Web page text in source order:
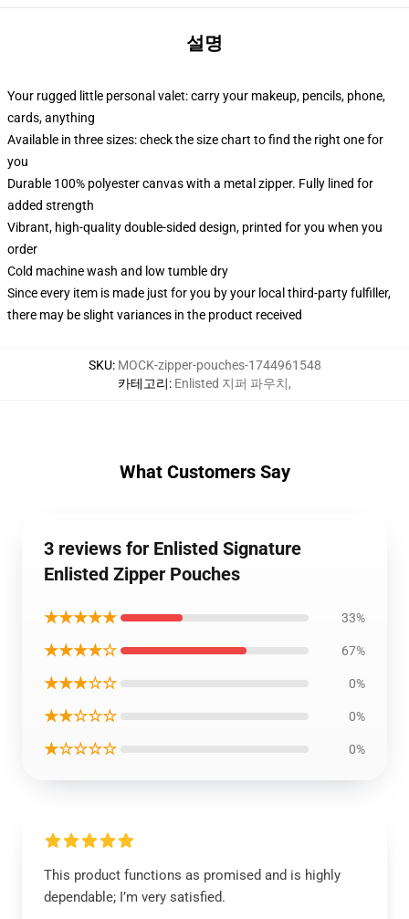
설명
Your rugged little personal valet: carry your makeup, pencils, phone,
cards, anything
Available in three sizes: check the size chart to find the right one for
you
Durable 100% polyester canvas with a metal zipper. Fully lined for
added strength
Vibrant, high-quality double-sided design, printed for you when you
order
Cold machine wash and low tumble dry
Since every item is made just for you by your local third-party fulfiller,
there may be slight variances in the product received
SKU: MOCK-zipper-pouches-1744961548
카테고리: Enlisted 지퍼 파우치,
What Customers Say
3 reviews for Enlisted Signature
Enlisted Zipper Pouches
★★★★★ 33%
★★★★☆ 67%
★★★☆☆ 0%
★★☆☆☆ 0%
★☆☆☆☆ 0%
This product functions as promised and is highly
dependable; I’m very satisfied.